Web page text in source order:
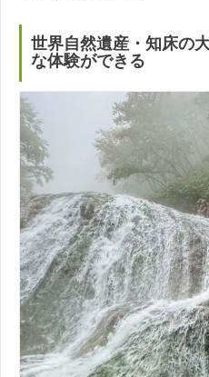
世界自然遺産・知床の
な体験ができる